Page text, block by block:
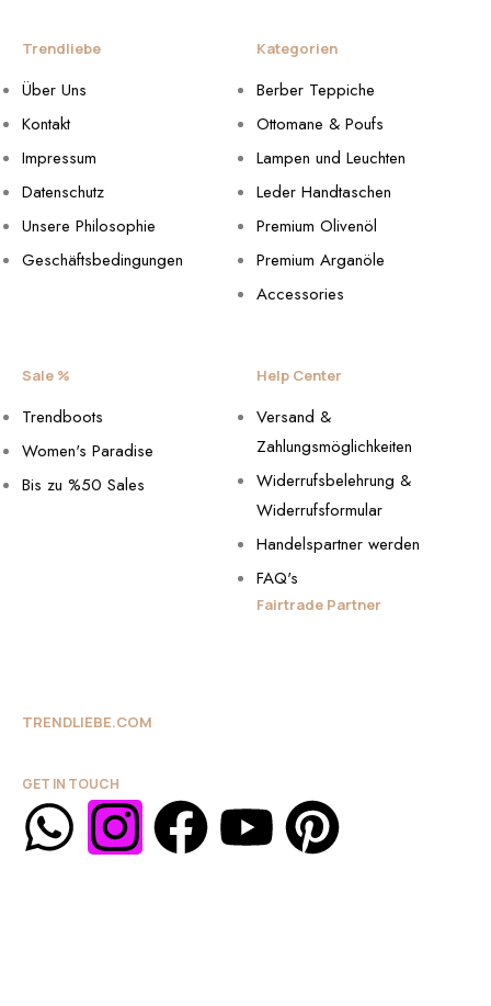
Trendliebe
Über Uns
Kontakt
Impressum
Datenschutz
Unsere Philosophie
Geschäftsbedingungen
Kategorien
Berber Teppiche
Ottomane & Poufs
Lampen und Leuchten
Leder Handtaschen
Premium Olivenöl
Premium Arganöle
Accessories
Sale %
Trendboots
Women's Paradise
Bis zu %50 Sales
Help Center
Versand &
Zahlungsmöglichkeiten
Widerrufsbelehrung &
Widerrufsformular
Handelspartner werden
FAQ's
Fairtrade Partner
TRENDLIEBE.COM
GET IN TOUCH